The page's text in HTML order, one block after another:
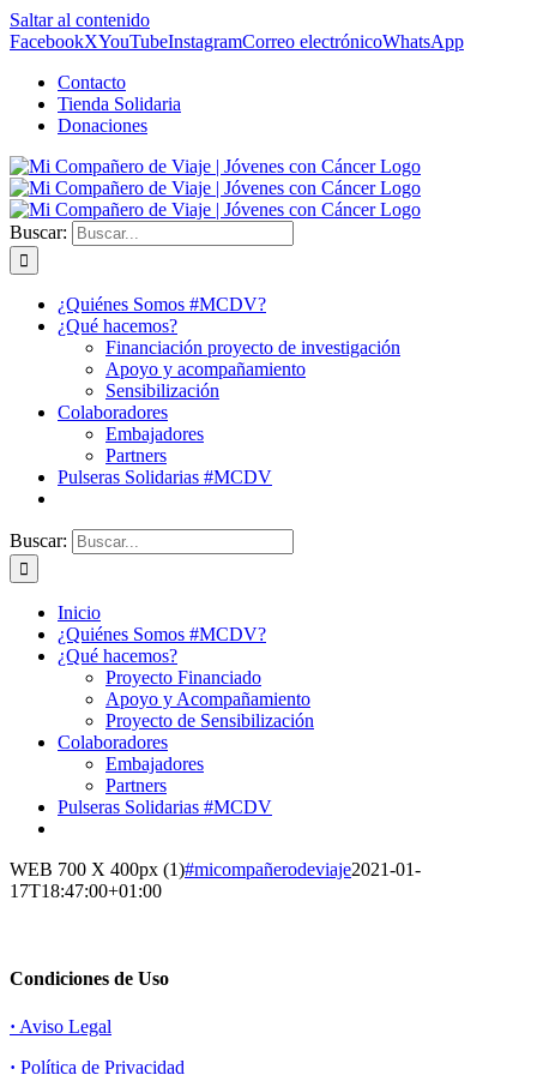
Saltar al contenido
FacebookXYouTubeInstagramCorreo electrónicoWhatsApp
Contacto
Tienda Solidaria
Donaciones
Buscar:
¿Quiénes Somos #MCDV?
¿Qué hacemos?
Financiación proyecto de investigación
Apoyo y acompañamiento
Sensibilización
Colaboradores
Embajadores
Partners
Pulseras Solidarias #MCDV
Buscar:
Inicio
¿Quiénes Somos #MCDV?
¿Qué hacemos?
Proyecto Financiado
Apoyo y Acompañamiento
Proyecto de Sensibilización
Colaboradores
Embajadores
Partners
Pulseras Solidarias #MCDV
WEB 700 X 400px (1)#micompañerodeviaje2021-01-
17T18:47:00+01:00
Condiciones de Uso
· Aviso Legal
· Política de Privacidad